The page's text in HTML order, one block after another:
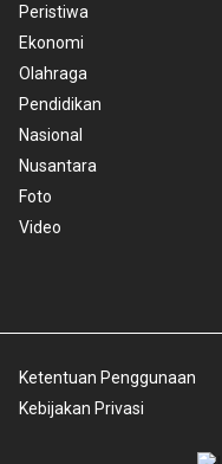
Peristiwa
Ekonomi
Olahraga
Pendidikan
Nasional
Nusantara
Foto
Video
Ketentuan Penggunaan
Kebijakan Privasi